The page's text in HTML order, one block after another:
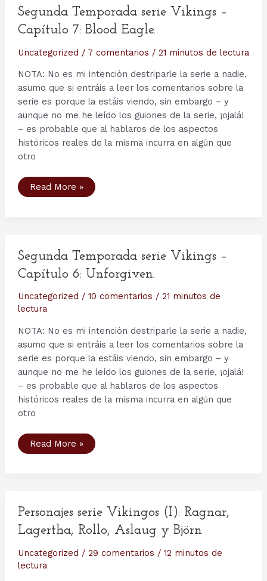
Amon
Amarth
Segunda Temporada serie Vikings –
Capítulo 7: Blood Eagle.
Uncategorized / 7 comentarios / 21 minutos de lectura
NOTA: No es mi intención destriparle la serie a nadie,
asumo que si entráis a leer los comentarios sobre la
serie es porque la estáis viendo, sin embargo – y
aunque no me he leído los guiones de la serie, ¡ojalá!
– es probable que al hablaros de los aspectos
históricos reales de la misma incurra en algún que
otro
Segunda
Temporada
Eagle.
Read More »
Segunda Temporada serie Vikings –
Capítulo 6: Unforgiven.
Uncategorized / 10 comentarios / 21 minutos de
lectura
NOTA: No es mi intención destriparle la serie a nadie,
asumo que si entráis a leer los comentarios sobre la
serie es porque la estáis viendo, sin embargo – y
aunque no me he leído los guiones de la serie, ¡ojalá!
– es probable que al hablaros de los aspectos
históricos reales de la misma incurra en algún que
otro
Segunda
Read More »
Personajes serie Vikingos (I): Ragnar,
Lagertha, Rollo, Aslaug y Björn
Uncategorized / 29 comentarios / 12 minutos de
lectura